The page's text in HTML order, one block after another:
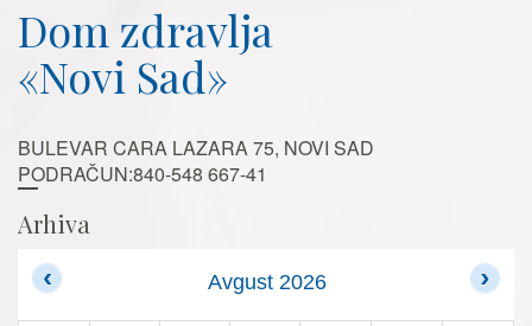
Dom zdravlja
«Novi Sad»
BULEVAR CARA LAZARA 75, NOVI SAD
PODRAČUN:840-548 667-41
Arhiva
Avgust 2026